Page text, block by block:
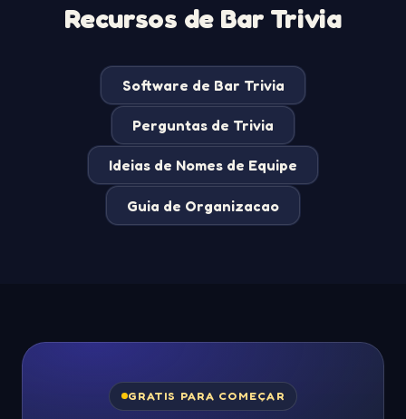
Recursos de Bar Trivia
Software de Bar Trivia
Perguntas de Trivia
Ideias de Nomes de Equipe
Guia de Organizacao
GRATIS PARA COMEÇAR